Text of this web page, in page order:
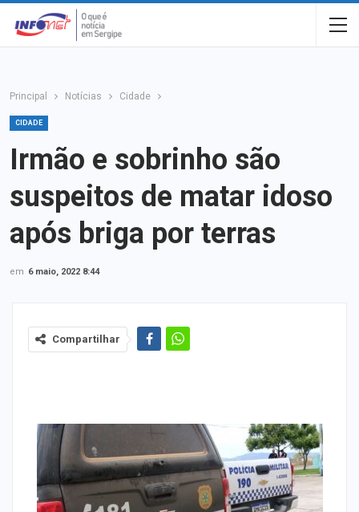
Principal Notícias Cidade
CIDADE
Irmão e sobrinho são
suspeitos de matar idoso
após briga por terras
em 6 maio, 2022 8:44
Compartilhar